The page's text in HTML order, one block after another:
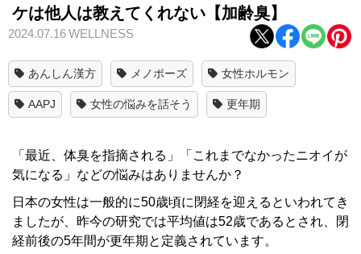
ケは他人は教えてくれない【加齢臭】
2024.07.16WELLNESS
あんしん漢方 メノポーズ 女性ホルモン
AAPJ 女性の悩みを話そう 更年期
「最近、体臭を指摘される」「これまでなかったニオイが
気になる」などの悩みはありませんか？
日本の女性は一般的に50歳頃に閉経を迎えるといわれてき
ましたが、昨今の研究では平均値は52歳であるとされ、閉
経前後の5年間が更年期と定義されています。